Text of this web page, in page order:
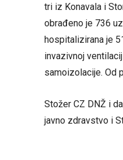
tri iz Konavala i
obrađeno je 736
hospitalizirana je
invazivnoj
samoizolacije. Od
Stožer CZ DNŽ i
javno zdravstvo i